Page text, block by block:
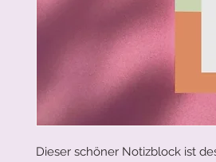
Dieser schöner Notizblock ist